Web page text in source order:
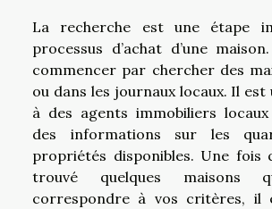
La recherche est une étape
processus d’achat d’une
commencer par chercher des
ou dans les journaux locaux. Il
à des agents immobiliers
des informations sur les
propriétés disponibles. Une fois
trouvé quelques maisons
correspondre à vos critères, il